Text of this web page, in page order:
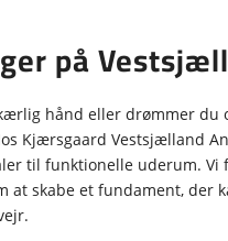
på
hånd eller drømmer du
Kjærsgaard Vestsjælland
til funktionelle uderum. Vi
at skabe et fundament, der